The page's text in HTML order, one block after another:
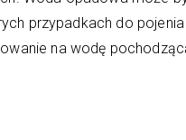
przypadkach do
na wodę